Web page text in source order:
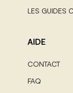
LES GUIDES
AIDE
CONTACT
FAQ